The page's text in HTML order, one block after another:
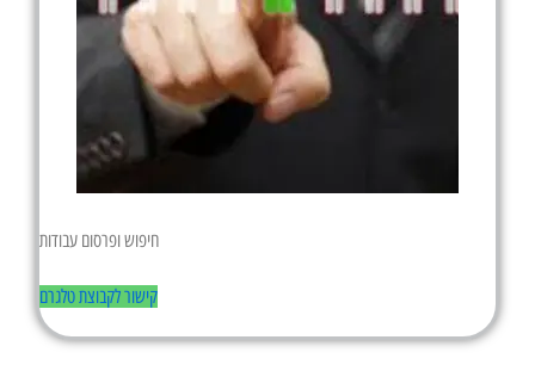
חיפוש ופרסום עבודות
קישור לקבוצת טלגרם